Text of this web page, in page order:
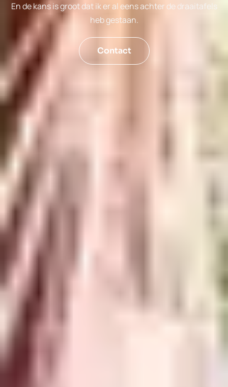
En de kans is groot dat ik er al eens achter de draaitafels
heb gestaan.
Contact